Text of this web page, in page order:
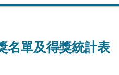
名單及得獎統計表